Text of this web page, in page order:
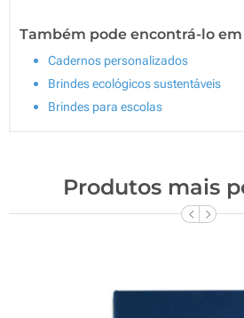
Também pode encontrá-lo em
Cadernos personalizados
Brindes ecológicos sustentáveis
Brindes para escolas
Produtos mais